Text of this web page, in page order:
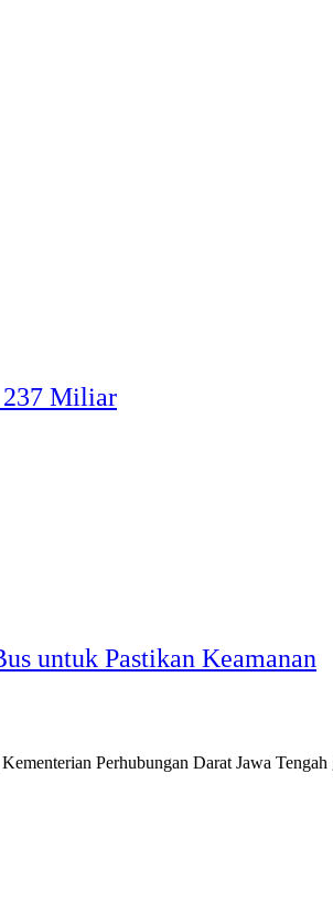
237 Miliar
untuk Pastikan Keamanan
Perhubungan Darat Jawa Tengah